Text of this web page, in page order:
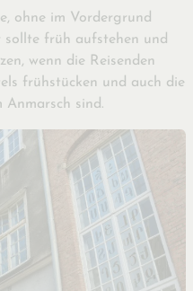
ohne im Vordergrund
sollte früh aufstehen und
wenn die Reisenden
frühstücken und auch die
sind.